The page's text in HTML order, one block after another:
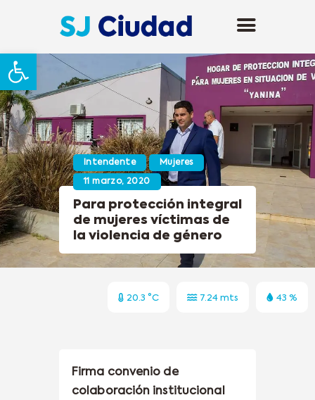
Abrir barra de herramientas
Intendente Mujeres
11 marzo, 2020
Para protección integral
de mujeres víctimas de
la violencia de género
20.3 °C 7.24 mts 43 %
Firma convenio de
colaboración institucional